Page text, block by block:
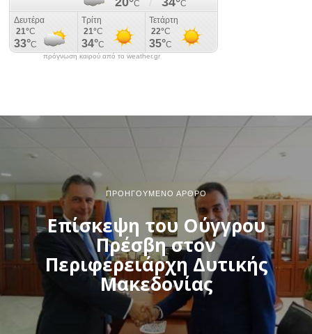
πρόγνωση καιρού από το weather.gr
ΠΡΟΗΓΟΎΜΕΝΟ ΆΡΘΡΟ
Επίσκεψη του Ούγγρου
Πρέσβη στον
Περιφερειάρχη Δυτικής
Μακεδονίας